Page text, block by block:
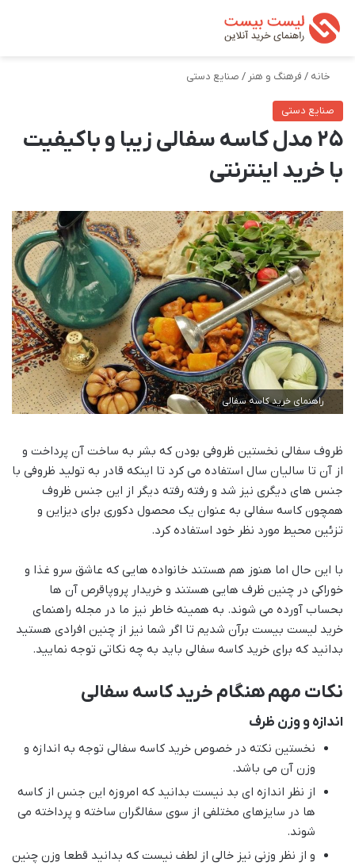
خانه / فرهنگ و هنر / صنایع دستی
صنایع دستی
25 مدل کاسه سفالی زیبا و باکیفیت
با خرید اینترنتی
راهنمای خرید کاسه سفالی
ظروف سفالی نخستین ظروفی بودن که بشر به ساخت آن پرداخت و
از آن تا سالیان سال استفاده می کرد تا اینکه قادر به تولید ظروفی با
جنس های دیگری نیز شد و رفته رفته دیگر از این جنس ظروف
همچون کاسه سفالی به عنوان یک محصول دکوری برای دیزاین و
تزئین محیط مورد نظر خود استفاده کرد.
با این حال اما هنوز هم هستند خانواده هایی که عاشق سرو غذا و
خوراکی در چنین ظرف هایی هستند و خریدار پروپاقرص آن ها
بحساب آورده می شوند. به همینه خاطر نیز ما در مجله راهنمای
خرید لیست بیست برآن شدیم تا اگر شما نیز از چنین افرادی هستید
بدانید که برای خرید کاسه سفالی باید به چه نکاتی توجه نمایید.
نکات مهم هنگام خرید کاسه سفالی
اندازه و وزن ظرف
نخستین نکته در خصوص خرید کاسه سفالی توجه به اندازه و
وزن آن می باشد.
از نظر اندازه ای بد نیست بدانید که امروزه این جنس از کاسه
ها در سایزهای مختلفی از سوی سفالگران ساخته و پرداخته می
شوند.
و از نظر وزنی نیز خالی از لطف نیست که بدانید قطعا وزن چنین